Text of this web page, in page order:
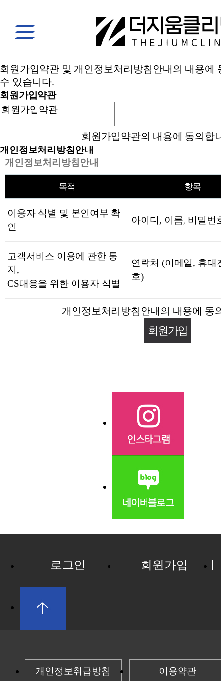
회원가입약관 및 개인정보처리방침안내의 내용에
수 있습니다.
회원가입약관
회원가입약관의 내용에 동의합
개인정보처리방침안내
개인정보처리방침안내
목적 항목
이용자 식별 및 본인여부 확
인
아이디, 이름, 비밀번
고객서비스 이용에 관한 통
지,
CS대응을 위한 이용자 식별
연락처 (이메일, 휴대
호)
개인정보처리방침안내의 내용에 동
로그인 회원가입
개인정보취급방침 이용약관